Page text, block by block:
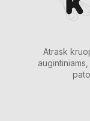
Atrask